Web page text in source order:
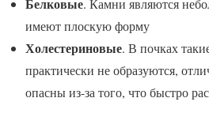
Белковые. Камни являются
имеют плоскую форму
Холестериновые. В почках
практически не образуются,
опасны из-за того, что быстро